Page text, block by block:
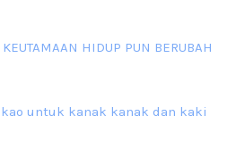
MERAH
semua. Hari ni 4 Zulhijjah 1444 Hijrah,
HIDUP PUN BERUBAH
untuk kanak kanak dan kaki